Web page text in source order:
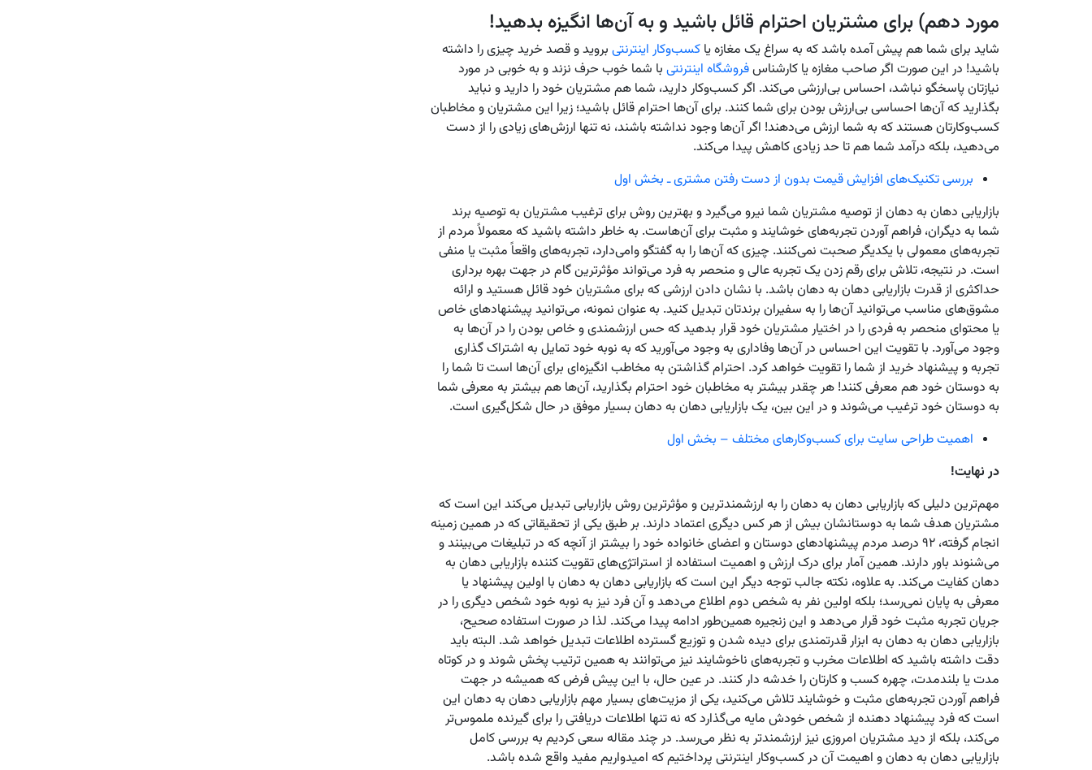
مورد دهم) برای مشتریان احترام قائل باشید و به آن‌ها انگیزه بدهید!
شاید برای شما هم پیش آمده باشد که به سراغ یک مغازه یا کسب‌وکار اینترنتی بروید و قصد خرید چیزی را داشته
باشید! در این صورت اگر صاحب مغازه یا کارشناسفروشگاه اینترنتی با شما خوب حرف نزند و به خوبی در مورد
نیازتان پاسخگو نباشد، احساس بی‌ارزشی می‌کند. اگر کسب‌وکار دارید، شما هم مشتریان خود را دارید و نباید
بگذارید که آن‌ها احساسی بی‌ارزش بودن برای شما کنند. برای آن‌ها احترام قائل باشید؛ زیرا این مشتریان و مخاطبان
کسب‌وکارتان هستند که به شما ارزش می‌دهند! اگر آن‌ها وجود نداشته باشند، نه تنها ارزش‌های زیادی را از دست
می‌دهید، بلکه درآمد شما هم تا حد زیادی کاهش پیدا می‌کند.
بررسی تکنیک‌های افزایش قیمت بدون از دست رفتن مشتری ـ بخش اول
بازاریابی دهان به دهان از توصیه مشتریان شما نیرو می‌گیرد و بهترین روش برای ترغیب مشتریان به توصیه برند
شما به دیگران، فراهم آوردن تجربه‌های خوشایند و مثبت برای آن‌هاست. به خاطر داشته باشید که معمولاً مردم از
تجربه‌های معمولی با یکدیگر صحبت نمی‌کنند. چیزی که آن‌ها را به گفتگو وامی‌دارد، تجربه‌های واقعاً مثبت یا منفی
است. در نتیجه، تلاش برای رقم زدن یک تجربه عالی و منحصر به فرد می‌تواند مؤثرترین گام در جهت بهره برداری
حداکثری از قدرت بازاریابی دهان به دهان باشد. با نشان دادن ارزشی که برای مشتریان خود قائل هستید و ارائه
مشوق‌های مناسب می‌توانید آن‌ها را به سفیران برندتان تبدیل کنید. به عنوان نمونه، می‌توانید پیشنهادهای خاص
یا محتوای منحصر به فردی را در اختیار مشتریان خود قرار بدهید که حس ارزشمندی و خاص بودن را در آن‌ها به
وجود می‌آورد. با تقویت این احساس در آن‌ها وفاداری به وجود می‌آورید که به نوبه خود تمایل به اشتراک گذاری
تجربه و پیشنهاد خرید از شما را تقویت خواهد کرد. احترام گذاشتن به مخاطب انگیزه‌ای برای آن‌ها است تا شما را
به دوستان خود هم معرفی کنند! هر چقدر بیشتر به مخاطبان خود احترام بگذارید، آن‌ها هم بیشتر به معرفی شما
به دوستان خود ترغیب می‌شوند و در این بین، یک بازاریابی دهان به دهان بسیار موفق در حال شکل‌گیری است.
اهمیت طراحی سایت برای کسب‌وکارهای مختلف – بخش اول
در نهایت!
مهم‌ترین دلیلی که بازاریابی دهان به دهان را به ارزشمندترین و مؤثرترین روش بازاریابی تبدیل می‌کند این است که
مشتریان هدف شما به دوستانشان بیش از هر کس دیگری اعتماد دارند. بر طبق یکی از تحقیقاتی که در همین زمینه
انجام گرفته، ۹۲ درصد مردم پیشنهادهای دوستان و اعضای خانواده خود را بیشتر از آنچه که در تبلیغات می‌بینند و
می‌شنوند باور دارند. همین آمار برای درک ارزش و اهمیت استفاده از استراتژی‌های تقویت کننده بازاریابی دهان به
دهان کفایت می‌کند. به علاوه، نکته جالب توجه دیگر این است که بازاریابی دهان به دهان با اولین پیشنهاد یا
معرفی به پایان نمی‌رسد؛ بلکه اولین نفر به شخص دوم اطلاع می‌دهد و آن فرد نیز به نوبه خود شخص دیگری را در
جریان تجربه مثبت خود قرار می‌دهد و این زنجیره همین‌طور ادامه پیدا می‌کند. لذا در صورت استفاده صحیح،
بازاریابی دهان به دهان به ابزار قدرتمندی برای دیده شدن و توزیع گسترده اطلاعات تبدیل خواهد شد. البته باید
دقت داشته باشید که اطلاعات مخرب و تجربه‌های ناخوشایند نیز می‌توانند به همین ترتیب پخش شوند و در کوتاه
مدت یا بلندمدت، چهره کسب و کارتان را خدشه دار کنند. در عین حال، با این پیش فرض که همیشه در جهت
فراهم آوردن تجربه‌های مثبت و خوشایند تلاش می‌کنید، یکی از مزیت‌های بسیار مهم بازاریابی دهان به دهان این
است که فرد پیشنهاد دهنده از شخص خودش مایه می‌گذارد که نه تنها اطلاعات دریافتی را برای گیرنده ملموس‌تر
می‌کند، بلکه از دید مشتریان امروزی نیز ارزشمندتر به نظر می‌رسد. در چند مقاله سعی کردیم به بررسی کامل
بازاریابی دهان به دهان و اهیمت آن در کسب‌وکار اینترنتی پرداختیم که امیدواریم مفید واقع شده باشد.